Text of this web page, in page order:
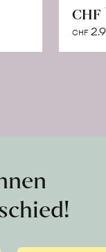
CHF
CHF